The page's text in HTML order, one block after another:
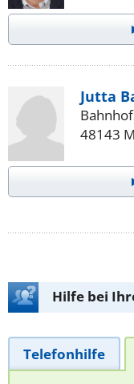
Jutta
48143
Hilfe bei
Telefonhilfe